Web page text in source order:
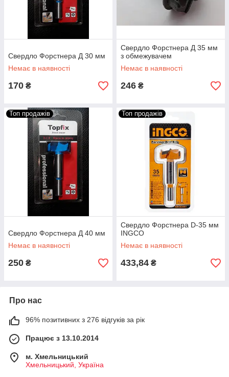
Свердло Форстнера Д 30 мм
Немає в наявності
170 ₴
Свердло Форстнера Д 35 мм
з обмежувачем
Немає в наявності
246 ₴
Топ продажів
Свердло Форстнера Д 40 мм
Немає в наявності
250 ₴
Топ продажів
Свердло Форстнера D-35 мм
INGCO
Немає в наявності
433,84 ₴
Про нас
96% позитивних з 276 відгуків за рік
Працює з 13.10.2014
м. Хмельницький
Хмельницький, Україна